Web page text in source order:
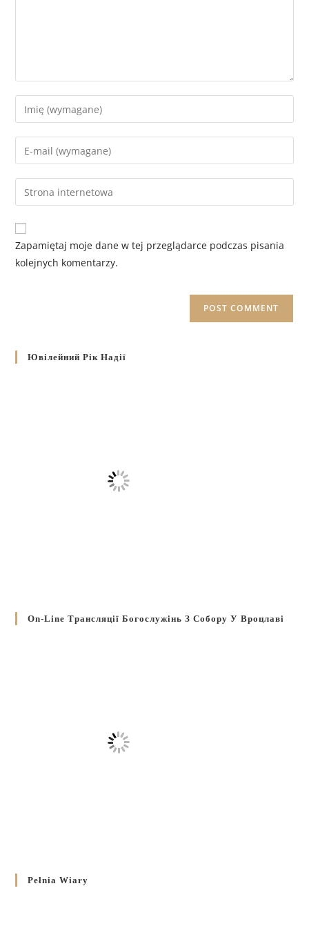
Zapamiętaj moje dane w tej przeglądarce podczas pisania
kolejnych komentarzy.
Ювілейний Рік Надії
On-Line Трансляції Богослужінь З Собору У Вроцлаві
Pełnia Wiary